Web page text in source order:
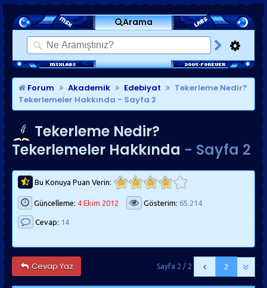
FORUMLAR
SORU-CEVAP
GÜNLÜKLER
SON MESAJLAR
KISAYOLLAR
Arama
Forum Akademik Edebiyat
Tekerleme Nedir?
Tekerlemeler Hakkında - Sayfa 2
Tekerleme Nedir?
Tekerlemeler Hakkında - Sayfa 2
Bu Konuya Puan Verin:
Güncelleme: 4 Ekim 2012 Gösterim: 65.214
Cevap: 14
Cevap Yaz 2
Sayfa 2 / 2